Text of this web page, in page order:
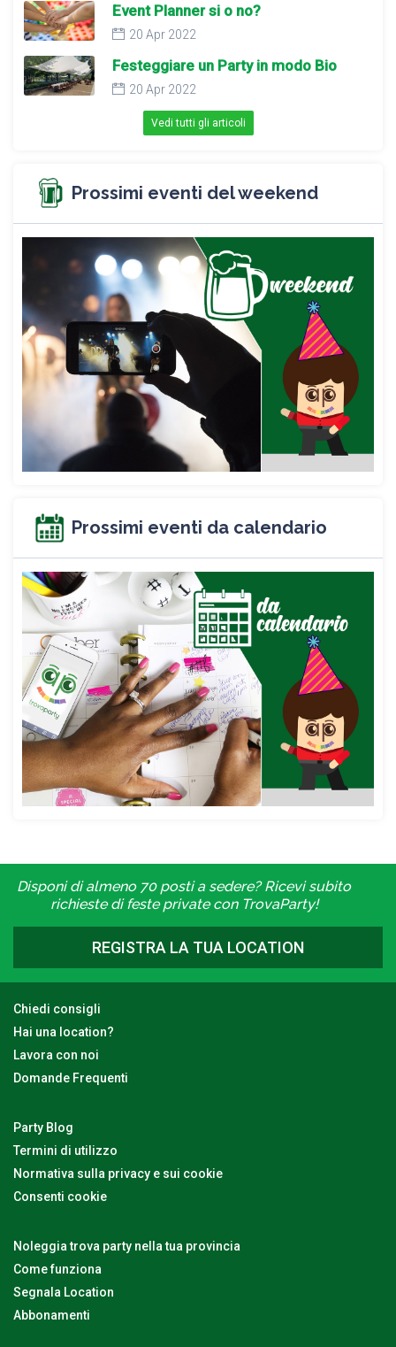
Event Planner si o no?
20 Apr 2022
Festeggiare un Party in modo Bio
20 Apr 2022
Vedi tutti gli articoli
Prossimi eventi del weekend
Prossimi eventi da calendario
Disponi di almeno 70 posti a sedere? Ricevi subito
richieste di feste private con TrovaParty!
REGISTRA LA TUA LOCATION
Chiedi consigli
Hai una location?
Lavora con noi
Domande Frequenti
Party Blog
Termini di utilizzo
Normativa sulla privacy e sui cookie
Consenti cookie
Noleggia trova party nella tua provincia
Come funziona
Segnala Location
Abbonamenti